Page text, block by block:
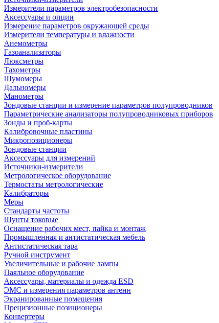
Измерители параметров электробезопасности
Аксессуары и опции
Измерение параметров окружающей среды
Измерители температуры и влажности
Анемометры
Газоанализаторы
Люксметры
Тахометры
Шумомеры
Дальномеры
Манометры
Зондовые станции и измерение параметров полупроводников
Параметрические анализаторы полупроводниковых приборов
Зонды и проб-карты
Калибровочные пластины
Микропозиционеры
Зондовые станции
Аксессуары для измерений
Источники-измерители
Метрологическое оборудование
Термостаты метрологические
Калибраторы
Меры
Стандарты частоты
Шунты токовые
Оснащение рабочих мест, пайка и монтаж
Промышленная и антистатическая мебель
Антистатическая тара
Ручной инструмент
Увеличительные и рабочие лампы
Паяльное оборудование
Аксессуары, материалы и одежда ESD
ЭМС и измерения параметров антенн
Экранированные помещения
Прецизионные позиционеры
Конвертеры